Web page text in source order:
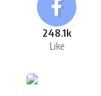
248.1k
Like